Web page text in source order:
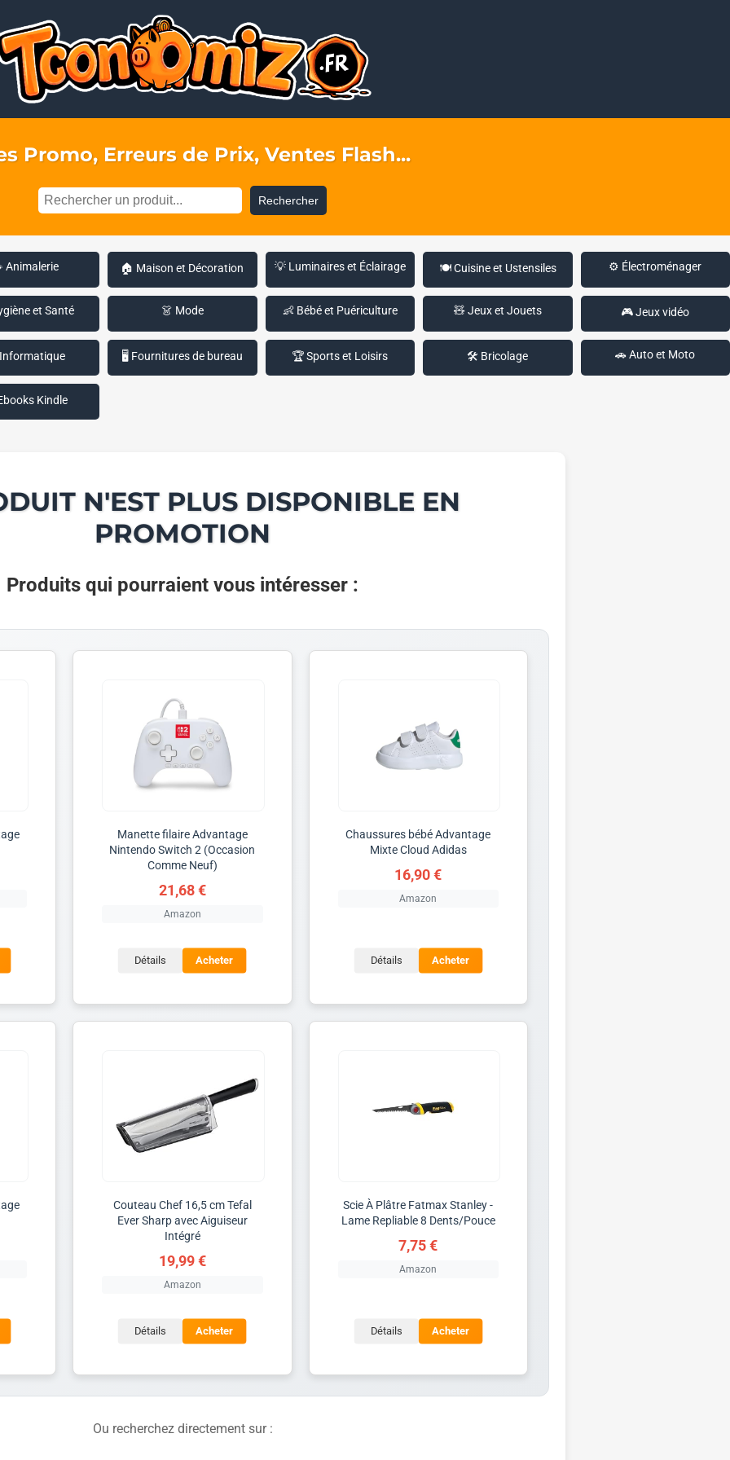
Promo, Erreurs de Prix, Ventes Flash...
Rechercher
Animalerie 🏠 Maison et Décoration 💡 Luminaires et Éclairage 🍽️ Cuisine et Ustensiles ⚙️ Électroménager
et Santé 👗 Mode 👶 Bébé et Puériculture 🧸 Jeux et Jouets 🎮 Jeux vidéo
🖥️ Fournitures de bureau 🏆 Sports et Loisirs 🛠️ Bricolage 🚗 Auto et Moto
Kindle
N'EST PLUS DISPONIBLE EN
PROMOTION
Produits qui pourraient vous intéresser :
Manette filaire Advantage
Nintendo Switch 2 (Occasion
Comme Neuf)
21,68 €
Amazon
Détails Acheter
Chaussures bébé Advantage
Mixte Cloud Adidas
16,90 €
Amazon
Détails Acheter
Couteau Chef 16,5 cm Tefal
Ever Sharp avec Aiguiseur
Intégré
19,99 €
Amazon
Détails Acheter
Scie À Plâtre Fatmax Stanley -
Lame Repliable 8 Dents/Pouce
7,75 €
Amazon
Détails Acheter
Ou recherchez directement sur :